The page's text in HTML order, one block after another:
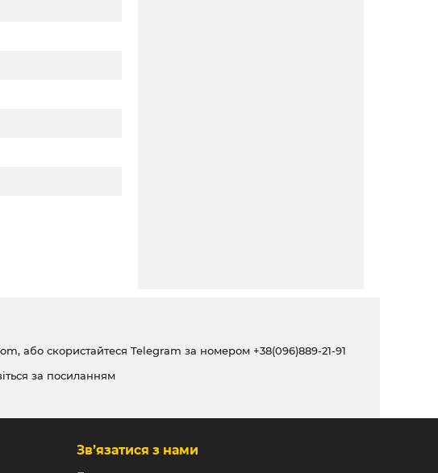
, або скористайтеся Telegram за номером +38(096)889-21-91
за посиланням
Зв’язатися з нами